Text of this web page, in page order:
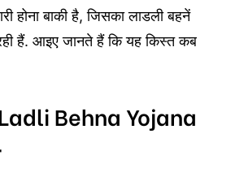
होना बाकी है, जिसका लाडली बहनें
हैं. आइए जानते हैं कि यह किस्त कब
Ladli Behna Yojana